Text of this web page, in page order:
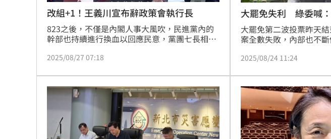
改組+1！王義川宣布辭政策會執行長
823之後，不僅是內閣人事大風吹，民進黨內的
幹部也持續進行換血以回應民意，黨團七長相繼
晚，王義川最新表示，自己已向賴清德主席提出
局。
2025/08/27 07:18
大罷免失利 綠委喊
大罷免第二波投票昨天
案全數失敗，內部也不
影響到選民投票意向，所
討。
2025/08/24 11:24